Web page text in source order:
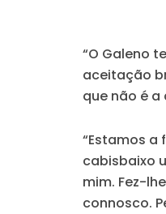
“O Galeno
aceitação
que não é
“Estamos
cabisbaixo
mim. Fez-
connosco.